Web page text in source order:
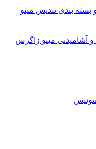
بندی تندیس مینو
آشامیدنی مینو زاگرس